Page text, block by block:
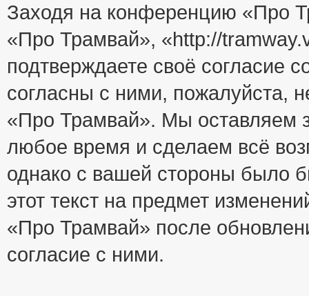
Заходя на конференцию «Про
«Про Трамвай», «http://
подтверждаете своё
согласны с ними, пожалуйста,
«Про Трамвай». Мы оставляем
любое время и сделаем всё
однако с вашей стороны было
этот текст на предмет
«Про Трамвай» после
согласие с ними.